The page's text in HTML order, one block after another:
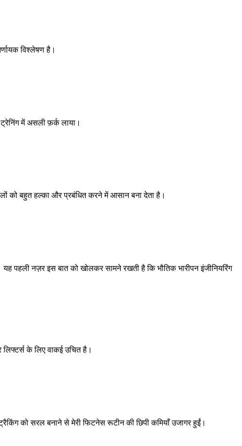
विश्लेषण है।
में असली फ़र्क लाया।
को बहुत हल्का और प्रबंधित करने में आसान बना देता है।
पहली नज़र इस बात को खोलकर सामने रखती है कि भौतिक भारीपन इंजीनियरिंग
के लिए वाकई उचित है।
को सरल बनाने से मेरी फिटनेस रूटीन की छिपी कमियाँ उजागर हुईं।